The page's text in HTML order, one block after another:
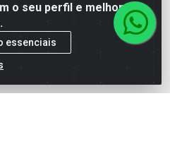
o seu perfil e melhorar a
essenciais
- Avenida Doutor Jorge
- Manhuaçu / MG - CEP
25.310.749/0001-66